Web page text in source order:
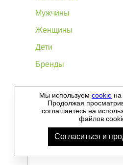
Мужчины
Женщины
Дети
Бренды
©2012-2026 - Sellgroup.ru -
Мы используем cookie
Продолжая
соглашаетесь на
файлов
Согласиться и